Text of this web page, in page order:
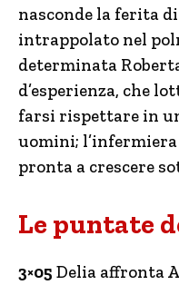
nasconde la ferita
intrappolato nel
determinata
d’esperienza, che
farsi rispettare in
uomini;
pronta a crescere
Le puntate
3×05 Delia affronta